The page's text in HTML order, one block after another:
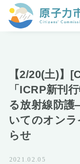
ホーム
地震と
核のご
【2/20(土)】
「ICRP新刊
る放射線防
いてのオン
らせ
2021.02.05